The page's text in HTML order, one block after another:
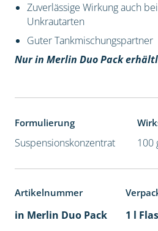
Zuverlässige Wirkung auch
Unkrautarten
Guter Tankmischungspartner
Nur in Merlin Duo Pack
Formulierung
Suspensionskonzentrat 100
Artikelnummer
in Merlin Duo Pack
1 l